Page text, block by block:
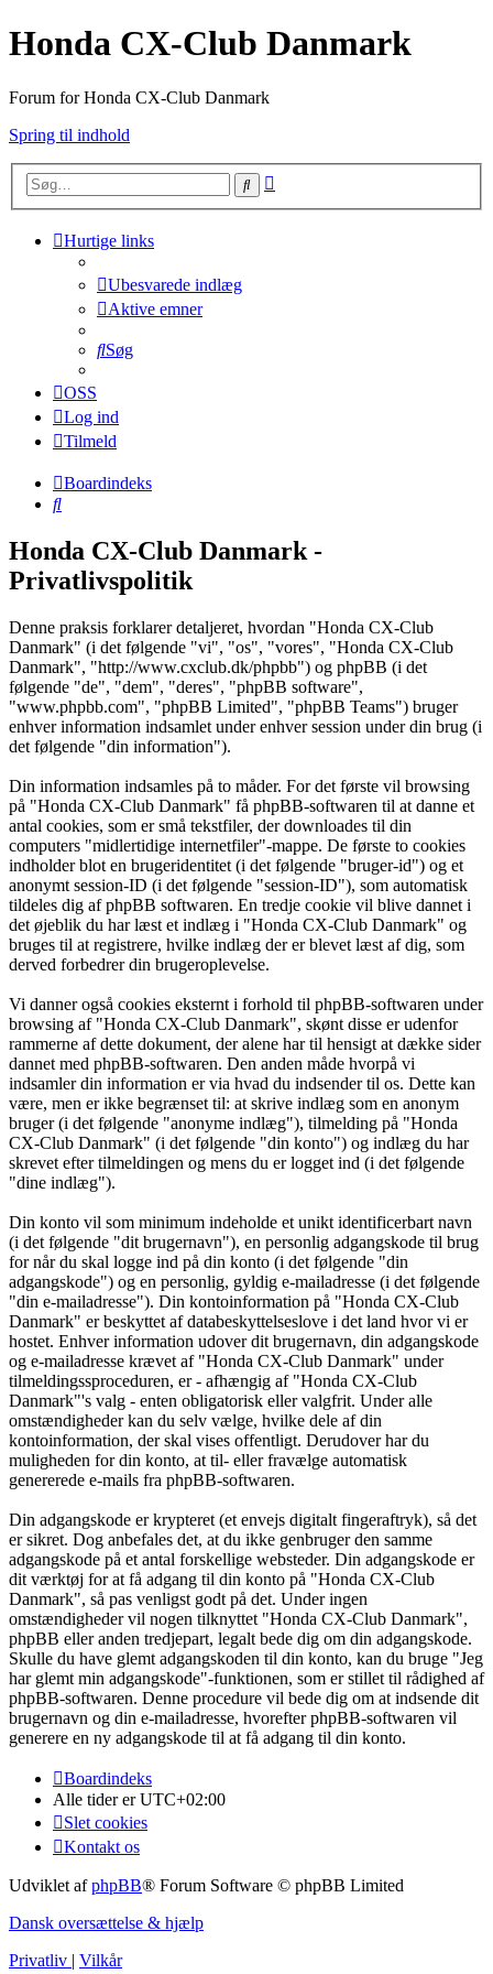
Honda CX-Club Danmark
Forum for Honda CX-Club Danmark
Spring til indhold
Søg
Hurtige links
Ubesvarede indlæg
Aktive emner
Søg
OSS
Log ind
Tilmeld
Boardindeks
Søg
Honda CX-Club Danmark -
Privatlivspolitik
Denne praksis forklarer detaljeret, hvordan "Honda CX-Club
Danmark" (i det følgende "vi", "os", "vores", "Honda CX-Club
Danmark", "http://www.cxclub.dk/phpbb") og phpBB (i det
følgende "de", "dem", "deres", "phpBB software",
"www.phpbb.com", "phpBB Limited", "phpBB Teams") bruger
enhver information indsamlet under enhver session under din brug (i
det følgende "din information").
Din information indsamles på to måder. For det første vil browsing
på "Honda CX-Club Danmark" få phpBB-softwaren til at danne et
antal cookies, som er små tekstfiler, der downloades til din
computers "midlertidige internetfiler"-mappe. De første to cookies
indholder blot en brugeridentitet (i det følgende "bruger-id") og et
anonymt session-ID (i det følgende "session-ID"), som automatisk
tildeles dig af phpBB softwaren. En tredje cookie vil blive dannet i
det øjeblik du har læst et indlæg i "Honda CX-Club Danmark" og
bruges til at registrere, hvilke indlæg der er blevet læst af dig, som
derved forbedrer din brugeroplevelse.
Vi danner også cookies eksternt i forhold til phpBB-softwaren under
browsing af "Honda CX-Club Danmark", skønt disse er udenfor
rammerne af dette dokument, der alene har til hensigt at dække sider
dannet med phpBB-softwaren. Den anden måde hvorpå vi
indsamler din information er via hvad du indsender til os. Dette kan
være, men er ikke begrænset til: at skrive indlæg som en anonym
bruger (i det følgende "anonyme indlæg"), tilmelding på "Honda
CX-Club Danmark" (i det følgende "din konto") og indlæg du har
skrevet efter tilmeldingen og mens du er logget ind (i det følgende
"dine indlæg").
Din konto vil som minimum indeholde et unikt identificerbart navn
(i det følgende "dit brugernavn"), en personlig adgangskode til brug
for når du skal logge ind på din konto (i det følgende "din
adgangskode") og en personlig, gyldig e-mailadresse (i det følgende
"din e-mailadresse"). Din kontoinformation på "Honda CX-Club
Danmark" er beskyttet af databeskyttelseslove i det land hvor vi er
hostet. Enhver information udover dit brugernavn, din adgangskode
og e-mailadresse krævet af "Honda CX-Club Danmark" under
tilmeldingssproceduren, er - afhængig af "Honda CX-Club
Danmark"'s valg - enten obligatorisk eller valgfrit. Under alle
omstændigheder kan du selv vælge, hvilke dele af din
kontoinformation, der skal vises offentligt. Derudover har du
muligheden for din konto, at til- eller fravælge automatisk
genererede e-mails fra phpBB-softwaren.
Din adgangskode er krypteret (et envejs digitalt fingeraftryk), så det
er sikret. Dog anbefales det, at du ikke genbruger den samme
adgangskode på et antal forskellige websteder. Din adgangskode er
dit værktøj for at få adgang til din konto på "Honda CX-Club
Danmark", så pas venligst godt på det. Under ingen
omstændigheder vil nogen tilknyttet "Honda CX-Club Danmark",
phpBB eller anden tredjepart, legalt bede dig om din adgangskode.
Skulle du have glemt adgangskoden til din konto, kan du bruge "Jeg
har glemt min adgangskode"-funktionen, som er stillet til rådighed af
phpBB-softwaren. Denne procedure vil bede dig om at indsende dit
brugernavn og din e-mailadresse, hvorefter phpBB-softwaren vil
generere en ny adgangskode til at få adgang til din konto.
Boardindeks
Alle tider erUTC+02:00
Slet cookies
Kontakt os
Udviklet afphpBB® Forum Software © phpBB Limited
Dansk oversættelse & hjælp
Privatliv | Vilkår